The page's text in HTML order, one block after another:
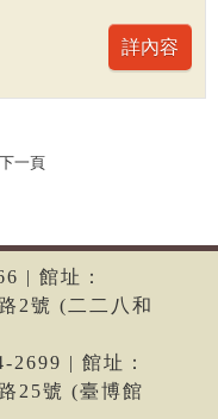
下一頁
| 館址：
2號 (二二八和
2699 | 館址：
25號 (臺博館